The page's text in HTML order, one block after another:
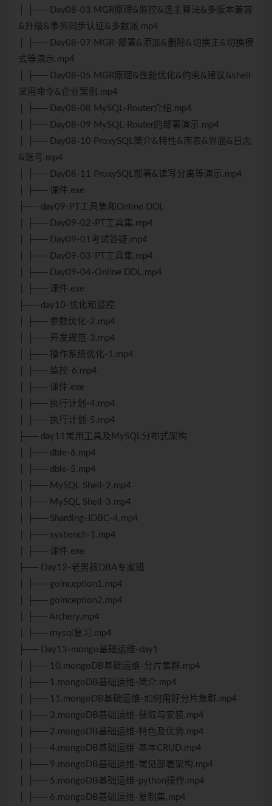
│ ├── Day08-03 MGR原理&监控&选主算法&多版本兼容
&升级&事务同步认证&多数派.mp4
│ ├── Day08-07 MGR-部署&添加&删除&切换主&切换模
式等演示.mp4
│ ├── Day08-05 MGR原理&性能优化&约束&建议&shell
常用命令&企业案例.mp4
│ ├── Day08-08 MySQL-Router介绍.mp4
│ ├── Day08-09 MySQL-Router的部署演示.mp4
│ ├── Day08-10 ProxySQL简介&特性&库表&界面&日志
&账号.mp4
│ ├── Day08-11 ProxySQL部署&读写分离等演示.mp4
│ ├── 课件.exe
├── day09-PT工具集和Online DDL
│ ├── Day09-02-PT工具集.mp4
│ ├── Day09-01考试答疑.mp4
│ ├── Day09-03-PT工具集.mp4
│ ├── Day09-04-Online DDL.mp4
│ ├── 课件.exe
├── day10-优化和监控
│ ├── 参数优化-2.mp4
│ ├── 开发规范-3.mp4
│ ├── 操作系统优化-1.mp4
│ ├── 监控-6.mp4
│ ├── 课件.exe
│ ├── 执行计划-4.mp4
│ ├── 执行计划-5.mp4
├── day11常用工具及MySQL分布式架构
│ ├── dble-6.mp4
│ ├── dble-5.mp4
│ ├── MySQL Shell-2.mp4
│ ├── MySQL Shell-3.mp4
│ ├── Sharding-JDBC-4.mp4
│ ├── sysbench-1.mp4
│ ├── 课件.exe
├── Day12-老男孩DBA专家班
│ ├── goinception1.mp4
│ ├── goinception2.mp4
│ ├── Archery.mp4
│ ├── mysql复习.mp4
├── Day13-mongo基础运维-day1
│ ├── 10.mongoDB基础运维-分片集群.mp4
│ ├── 1.mongoDB基础运维-简介.mp4
│ ├── 11.mongoDB基础运维-如何用好分片集群.mp4
│ ├── 3.mongoDB基础运维-获取与安装.mp4
│ ├── 2.mongoDB基础运维-特色及优势.mp4
│ ├── 4.mongoDB基础运维-基本CRUD.mp4
│ ├── 9.mongoDB基础运维-常见部署架构.mp4
│ ├── 5.mongoDB基础运维-python操作.mp4
│ ├── 6.mongoDB基础运维-复制集.mp4